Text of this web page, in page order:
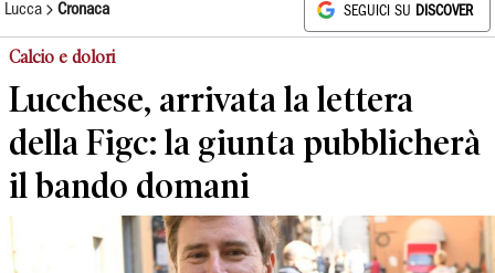
Lucca Cronaca SEGUICI SU DISCOVER
Calcio e dolori
Lucchese, arrivata la lettera
della Figc: la giunta pubblicherà
il bando domani